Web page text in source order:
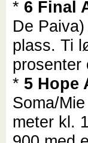
* 6 Final
De
plass. Ti
prosenter
* 5 Hope
Soma/
meter kl.